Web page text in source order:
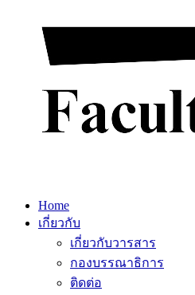
Home
เกี่ยวกับ
เกี่ยวกับวารสาร
กองบรรณาธิการ
ติดต่อ